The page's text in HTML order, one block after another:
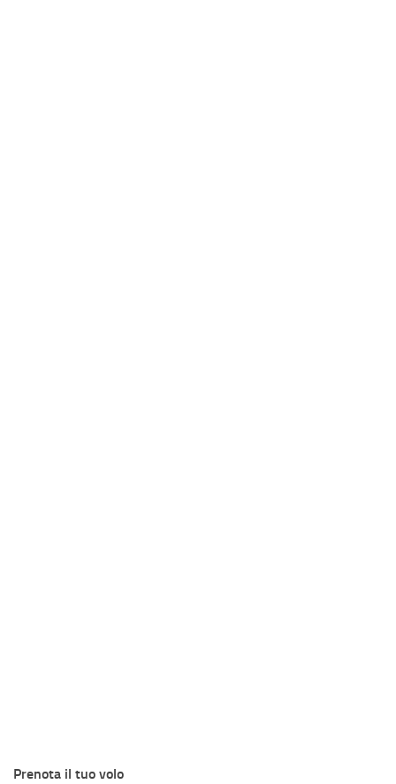
Prenota il tuo volo